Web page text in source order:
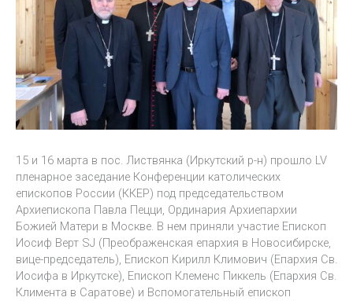
15 и 16 марта в пос. Листвянка (Иркутский р-н) прошло LV
пленарное заседание Конференции католических
епископов России (ККЕР) под председательством
Архиепископа Павла Пецци, Ординария Архиепархии
Божией Матери в Москве. В нем приняли участие Епископ
Иосиф Верт SJ (Преображенская епархия в Новосибирске,
вице-председатель), Епископ Кирилл Климович (Епархия Св.
Иосифа в Иркутске), Епископ Клеменс Пиккель (Епархия Св.
Климента в Саратове) и Вспомогательный епископ